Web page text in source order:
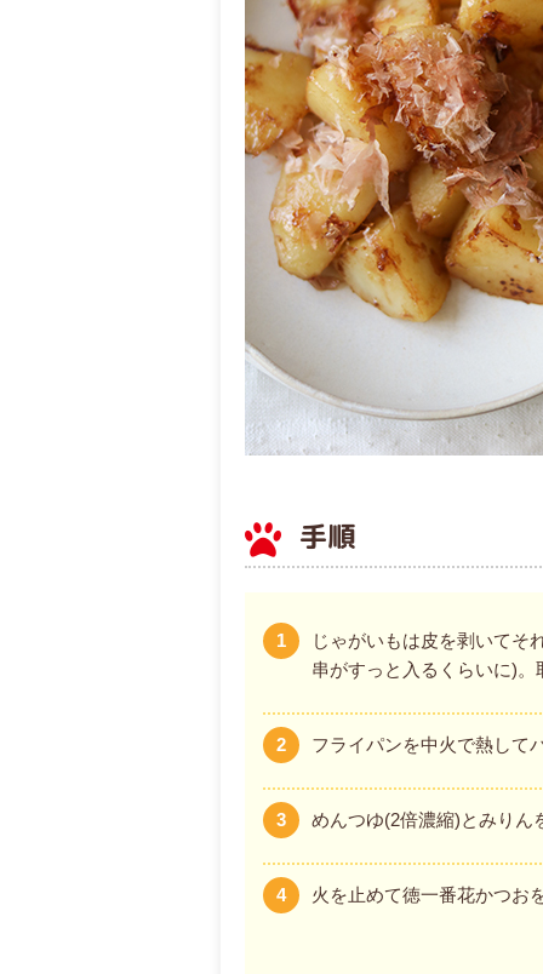
手順
1
じゃがいもは皮を剥いてそ
串がすっと入るくらいに)
2 フライパンを中火で熱して
3 めんつゆ(2倍濃縮)とみりん
4 火を止めて徳一番花かつお